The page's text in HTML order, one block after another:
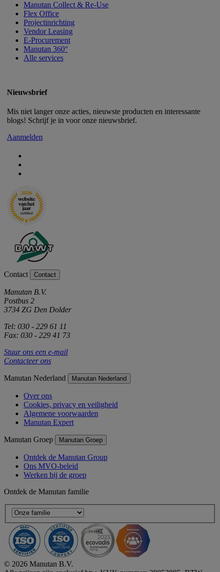
Manutan Collect & Re-Use
Flex Office
Projectinrichting
Vendor Leasing
E-Procurement
Manutan 360°
Alle services
Nieuwsbrief
Mis niet langer onze acties, nieuwste producten en interessante
blogs! Schrijf je in voor onze nieuwsbrief.
Aanmelden
Contact Contact
Manutan B.V.
Postbus 2
3734 ZG Den Dolder
Tel: 030 - 229 61 11
Fax: 030 - 229 41 73
Stuur ons een e-mail
Contacteer ons
Manutan Nederland Manutan Nederland
Over ons
Cookies, privacy en veiligheid
Algemene voorwaarden
Manutan Expert
Manutan Groep Manutan Groep
Ontdek de Manutan Group
Ons MVO-beleid
Werken bij de groep
Ontdek de Manutan familie
© 2026 Manutan B.V.